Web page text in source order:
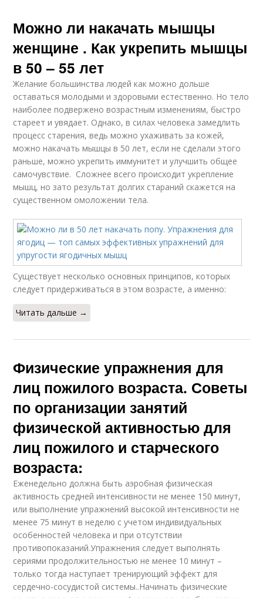
Можно ли накачать мышцы
женщине . Как укрепить мышцы
в 50 – 55 лет
Желание большинства людей как можно дольше
оставаться молодыми и здоровыми естественно. Но тело
наиболее подвержено возрастным изменениям, быстро
стареет и увядает. Однако, в силах человека замедлить
процесс старения, ведь можно ухаживать за кожей,
можно накачать мышцы в 50 лет, если не сделали этого
раньше, можно укрепить иммунитет и улучшить общее
самочувствие. Сложнее всего происходит укрепление
мышц, но зато результат долгих стараний скажется на
существенном омоложении тела.
Существует несколько основных принципов, которых
следует придерживаться в этом возрасте, а именно:
Читать дальше →
Физические упражнения для
лиц пожилого возраста. Советы
по организации занятий
физической активностью для
лиц пожилого и старческого
возраста:
Еженедельно должна быть аэробная физическая
активность средней интенсивности не менее 150 минут,
или выполнение упражнений высокой интенсивности не
менее 75 минут в неделю с учетом индивидуальных
особенностей человека и при отсутствии
противопоказаний.Упражнения следует выполнять
сериями продолжительностью не менее 10 минут –
только тогда наступает тренирующий эффект для
сердечно-сосудистой системы..Начинать физические